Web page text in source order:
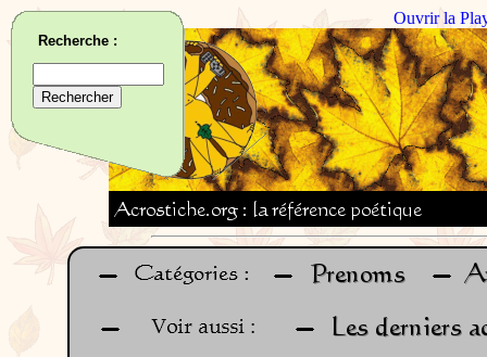
Ouvrir la
Recherche :